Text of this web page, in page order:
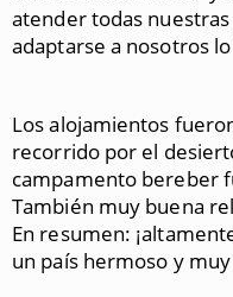
atender todas
adaptarse a nosotros
Los alojamientos
recorrido por el
campamento bereber
También muy buena
En resumen:
un país hermoso y